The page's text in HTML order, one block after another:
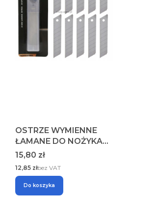
OSTRZE WYMIENNE
ŁAMANE DO NOŻYKA
NOŻA KRAFT&DELE
Cena
15,80 zł
Cena
12,85 złbez VAT
Do koszyka